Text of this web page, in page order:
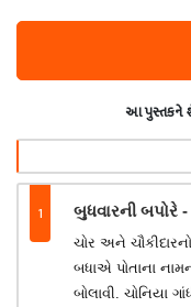
આ પુસ્તકને
1 બુધવારની બપોરે -
ચોર અને
બધાએ પોતાના
બોલાવી. ચોનિયા